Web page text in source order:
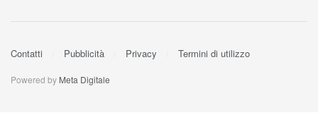
Contatti Pubblicità Privacy Termini di utilizzo
Powered by Meta Digitale